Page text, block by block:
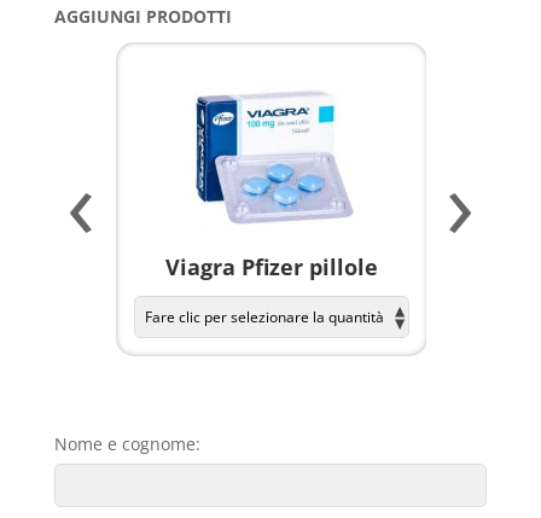
AGGIUNGI PRODOTTI
Viagra Pfizer pillole
‹ ›
Nome e cognome: